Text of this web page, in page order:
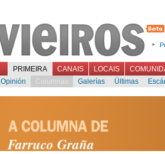
PRIMEIRA CANAIS LOCAIS
Opinión
Columnas Galerías Últimas
Farruco Graña